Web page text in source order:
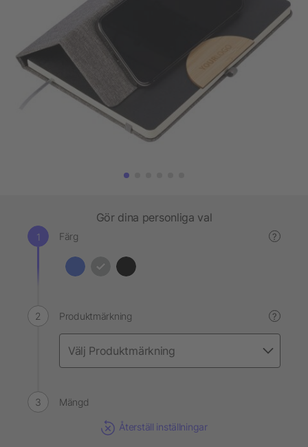
Gör dina personliga val
Färg ?
Produktmärkning ?
Mängd
Återställ inställningar